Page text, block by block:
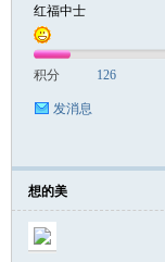
红福中士
积分 126
发消息
想的美